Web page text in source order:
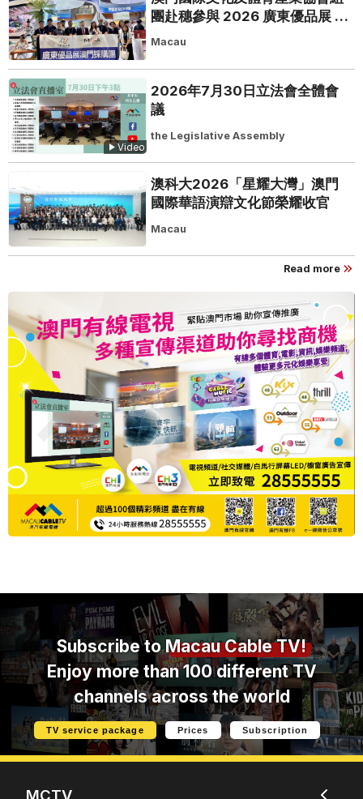
團赴穗參與 2026 廣東優品展 搭
建粵澳聯動橋樑助推粵品走向葡
Macau
Video
2026年7月30日立法會全體會
議
the Legislative Assembly
澳科大2026「星耀大灣」澳門
國際華語演辯文化節榮耀收官
Macau
Read more
Subscribe toMacau Cable TV!
Enjoy more than 100 different TV
channels across the world
TV service package Prices Subscription
MCTV